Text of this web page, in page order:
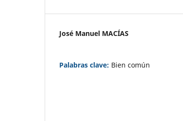
José Manuel MACÍAS
Palabras clave: Bien común